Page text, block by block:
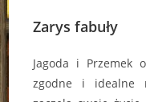
Zarys fabuły
Jagoda i Przemek
zgodne i idealne